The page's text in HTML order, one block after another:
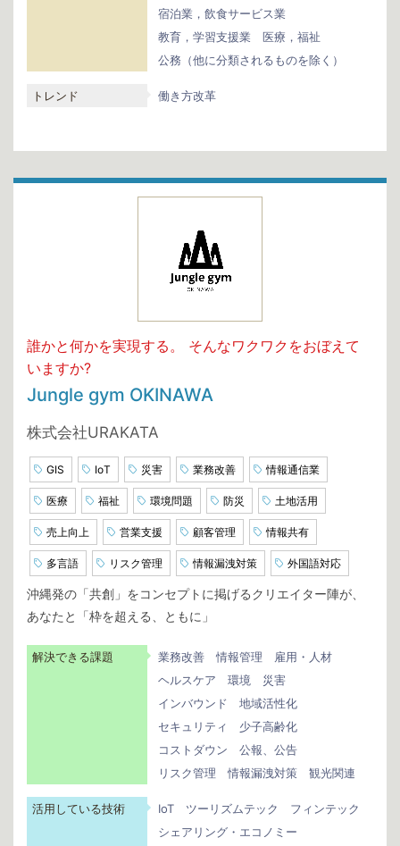
宿泊業，飲食サービス業
教育，学習支援業
医療，福祉
公務（他に分類されるものを除く）
トレンド 働き方改革
誰かと何かを実現する。 そんなワクワクをおぼえて
いますか?
Jungle gym OKINAWA
株式会社URAKATA
GIS IoT 災害 業務改善 情報通信業
医療 福祉 環境問題 防災 土地活用
売上向上 営業支援 顧客管理 情報共有
多言語 リスク管理 情報漏洩対策 外国語対応
沖縄発の「共創」をコンセプトに掲げるクリエイター陣が、
あなたと「枠を超える、ともに」
解決できる課題 業務改善 情報管理
雇用・人材
ヘルスケア
環境
災害
インバウンド
地域活性化
セキュリティ
少子高齢化
コストダウン
公報、公告
リスク管理
情報漏洩対策 観光関連
活用している技術 IoT ツーリズムテック
フィンテック
シェアリング・エコノミー